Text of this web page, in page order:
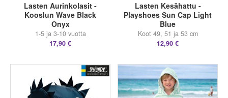
Lasten Aurinkolasit -
Kooslun Wave Black
Onyx
1-5 ja 3-10 vuotta
17,90 €
Lasten Kesähattu -
Playshoes Sun Cap Light
Blue
Koot 49, 51 ja 53 cm
12,90 €